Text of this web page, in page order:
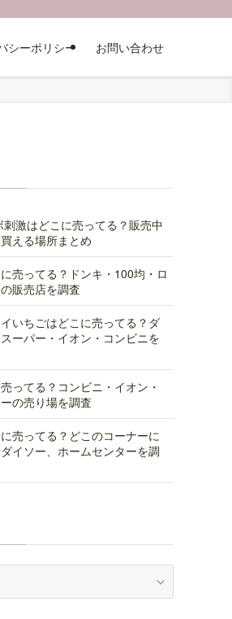
シーポリシー お問い合わせ
激はどこに売ってる？販売中
える場所まとめ
売ってる？ドンキ・100均・ロ
販売店を調査
いちごはどこに売ってる？ダ
ーパー・イオン・コンビニを
ってる？コンビニ・イオン・
の売り場を調査
売ってる？どこのコーナーに
イソー、ホームセンターを調